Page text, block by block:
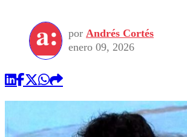
por Andrés Cortés
enero 09, 2026